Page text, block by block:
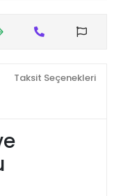
Taksit Seçenekleri